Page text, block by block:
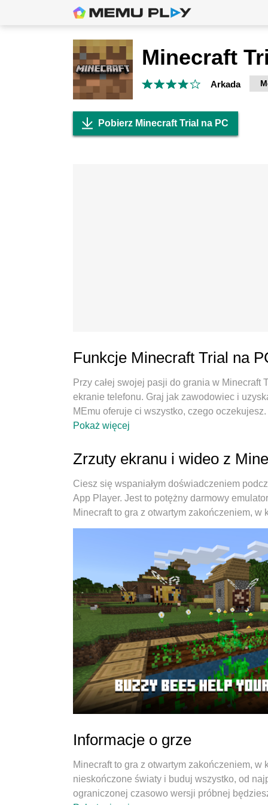
Minecraft
Arkada
Pobierz Minecraft Trial na PC
Funkcje Minecraft Trial na
Przy całej swojej pasji do grania w Minecraft
ekranie telefonu. Graj jak zawodowiec i
MEmu oferuje ci wszystko, czego
chcesz, bez ograniczeń baterii, danych
wstępnie ustawiony system mapowania
Zakodowany naszą absorpcją, menedżer
samym urządzeniu. A co najważniejsze,
sprawić, że wszystko będzie płynne. Dbamy
radości z grania.
Pokaż więcej
Zrzuty ekranu i wideo z
Ciesz się wspaniałym doświadczeniem
App Player. Jest to potężny darmowy
Minecraft to gra z otwartym zakończeniem,
Informacje o grze
Minecraft to gra z otwartym zakończeniem,
nieskończone światy i buduj wszystko, od
ograniczonej czasowo wersji próbnej